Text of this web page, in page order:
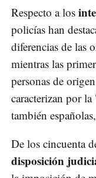
Respecto a los
policías han
diferencias de las
mientras las
personas de
caracterizan por
también
De los cincuenta
disposición